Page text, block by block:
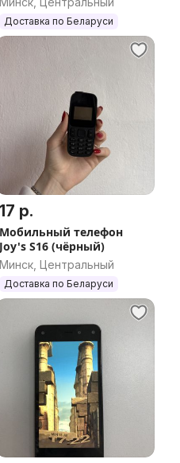
Доставка по Беларуси
17 р.
Мобильный телефон
Joy's S16 (чёрный)
Минск, Центральный
Доставка по Беларуси